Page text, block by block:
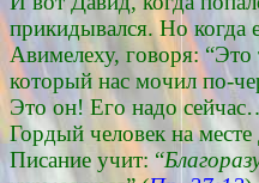
прикидывался. Но когда
Авимелеху, говоря: “Это
который нас мочил по-
Это он! Его надо
Гордый человек на
Писание учит: “